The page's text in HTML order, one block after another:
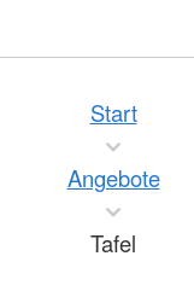
Start
Angebote
Tafel